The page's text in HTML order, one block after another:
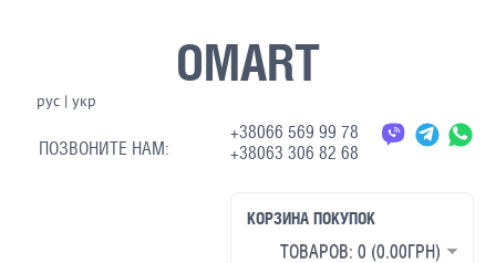
OMART
рус| укр
ПОЗВОНИТЕ НАМ:
+38066 569 99 78
+38063 306 82 68
КОРЗИНА ПОКУПОК
ТОВАРОВ: 0 (0.00ГРН)